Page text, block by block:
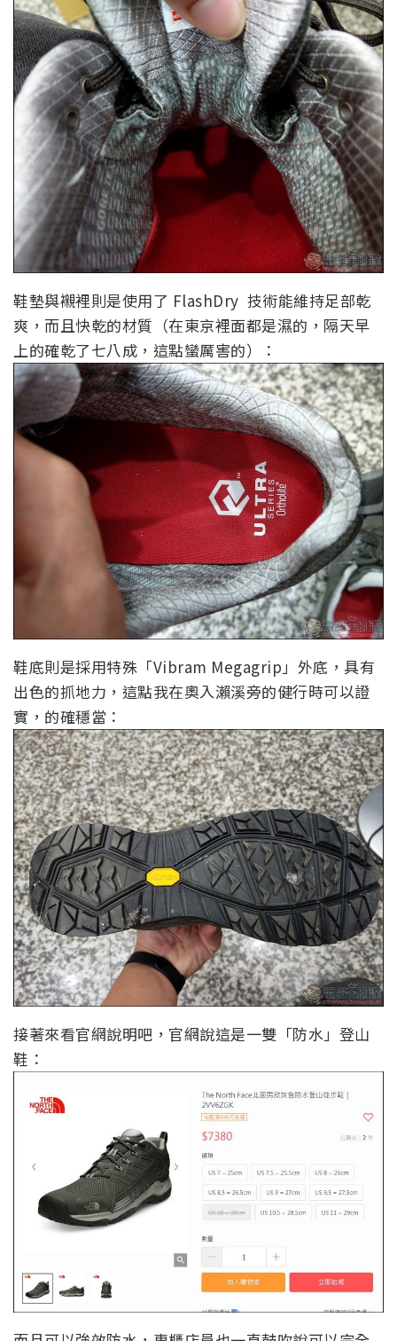
鞋墊與襯裡則是使用了 FlashDry 技術能維持足部乾
爽，而且快乾的材質（在東京裡面都是濕的，隔天早
上的確乾了七八成，這點蠻厲害的）：
鞋底則是採用特殊「Vibram Megagrip」外底，具有
出色的抓地力，這點我在奧入瀨溪旁的健行時可以證
實，的確穩當：
接著來看官網說明吧，官網說這是一雙「防水」登山
鞋：